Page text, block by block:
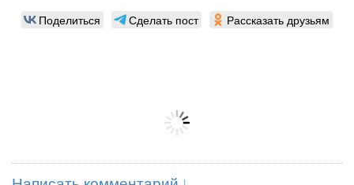
Поделиться Сделать пост Рассказать друзьям